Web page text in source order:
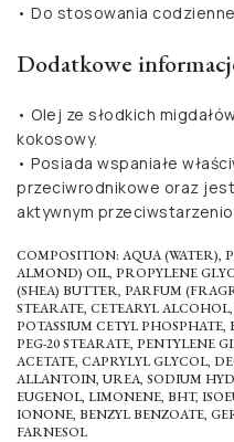
• Do stosowania
Dodatkowe
• Olej ze słodkich
kokosowy.
• Posiada wspaniałe
przeciwrodnikowe oraz
aktywnym
COMPOSITION: AQUA (WATER),
ALMOND) OIL, PROPYLENE
(SHEA) BUTTER, PARFUM
STEARATE, CETEARYL
POTASSIUM CETYL
PEG-20 STEARATE, PENTYLENE
ACETATE, CAPRYLYL GLYCOL,
ALLANTOIN, UREA, SODIUM
EUGENOL, LIMONENE, BHT,
IONONE, BENZYL BENZOATE,
FARNESOL